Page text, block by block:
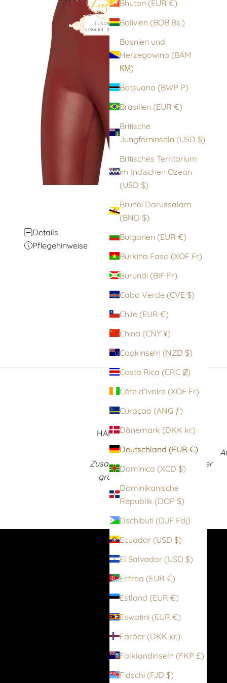
Bhutan (EUR €)
Bolivien (BOB Bs.)
Bosnien und
Herzegowina (BAM
КМ)
Botsuana (BWP P)
Brasilien (EUR €)
Britische
Jungferninseln (USD $)
Britisches Territorium
im Indischen Ozean
(USD $)
Brunei Darussalam
(BND $)
Bulgarien (EUR €)
Burkina Faso (XOF Fr)
Burundi (BIF Fr)
Cabo Verde (CVE $)
Chile (EUR €)
China (CNY ¥)
Cookinseln (NZD $)
Costa Rica (CRC ₡)
Côte d’Ivoire (XOF Fr)
Curaçao (ANG ƒ)
Dänemark (DKK kr.)
Deutschland (EUR €)
Dominica (XCD $)
Dominikanische
Republik (DOP $)
Dschibuti (DJF Fdj)
Ecuador (USD $)
El Salvador (USD $)
Eritrea (EUR €)
Estland (EUR €)
Eswatini (EUR €)
Färöer (DKK kr.)
Falklandinseln (FKP £)
Fidschi (FJD $)
Details
Pflegehinweise
HANDVERLESENE AUSWAHL
In einzigartiger
Zusammenstellung zu einem der
größten Wolford Sortimente
weltweit